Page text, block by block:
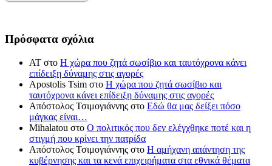
Πρόσφατα σχόλια
ΑΤ στο Η χώρα που ζητά σωσίβιο και ταυτόχρονα κάνει
επίδειξη δύναμης στις αγορές
Apostolis Tsim στο Η χώρα που ζητά σωσίβιο και
ταυτόχρονα κάνει επίδειξη δύναμης στις αγορές
Απόστολος Τσιμογιάννης στο Εδώ θα μας δείξει πόσο
μάγκας είναι…
Mihalatou στο Ο πολιτικός που δεν ελέγχθηκε ποτέ και η
στιγμή που κρίνει την πατρίδα
Απόστολος Τσιμογιάννης στο Η αμήχανη απάντηση της
κυβέρνησης και τα κενά επιχειρήματα στα εθνικά θέματα